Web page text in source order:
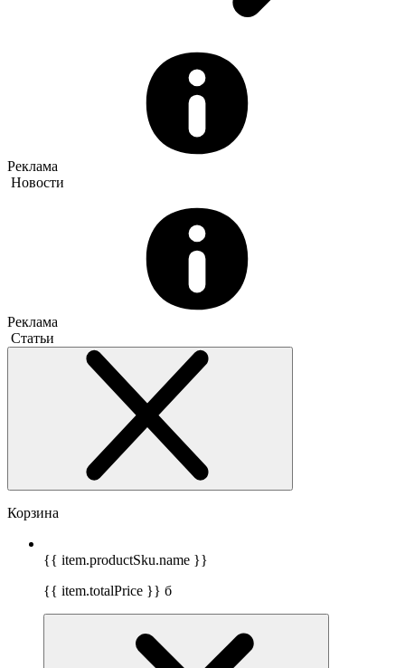
Реклама
Новости
Реклама
Статьи
Корзина
{{ item.productSku.name }}
{{ item.totalPrice }} б